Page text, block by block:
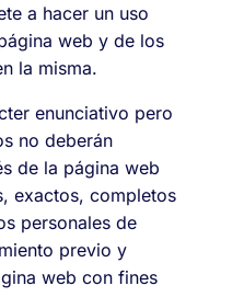
a hacer un uso
web y de los
la misma.
enunciativo pero
no deberán
de la página web
exactos, completos
personales de
previo y
web con fines